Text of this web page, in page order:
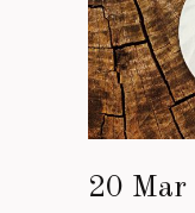
20 Mar